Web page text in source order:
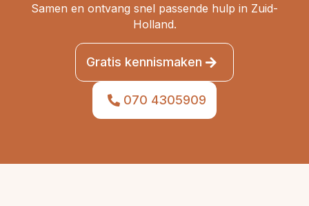
Samen en ontvang snel passende hulp in Zuid-
Holland.
Gratis kennismaken
070 4305909